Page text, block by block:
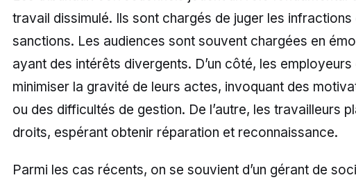
travail dissimulé. Ils sont chargés de juger les
sanctions. Les audiences sont souvent chargées en
ayant des intérêts divergents. D’un côté, les employeurs
minimiser la gravité de leurs actes, invoquant des
ou des difficultés de gestion. De l’autre, les travailleurs
droits, espérant obtenir réparation et reconnaissance.
Parmi les cas récents, on se souvient d’un gérant de